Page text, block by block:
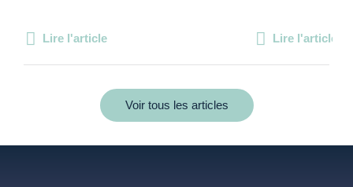
Lire l'article Lire l'article
Voir tous les articles